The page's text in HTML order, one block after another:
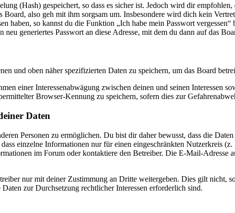
(Hash) gespeichert, so dass es sicher ist. Jedoch wird dir
Board, also geh mit ihm sorgsam um. Insbesondere wird dich kein
haben, so kannst du die Funktion „Ich habe mein Passwort
generiertes Passwort an diese Adresse, mit dem du dann auf das
und oben näher spezifizierten Daten zu speichern, um das Board
einer Interessenabwägung zwischen deinen und seinen Interessen
Browser-Kennung zu speichern, sofern dies zur
Daten
Personen zu ermöglichen. Du bist dir daher bewusst, dass die
einzelne Informationen nur für einen eingeschränkten Nutzerkreis
im Forum oder kontaktiere den Betreiber. Die E-Mail-
nur mit deiner Zustimmung an Dritte weitergeben. Dies gilt nicht,
zur Durchsetzung rechtlicher Interessen erforderlich sind.